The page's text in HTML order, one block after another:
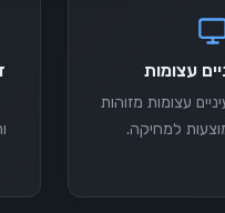
עצומות
עצומות מזוהות
למחיקה.